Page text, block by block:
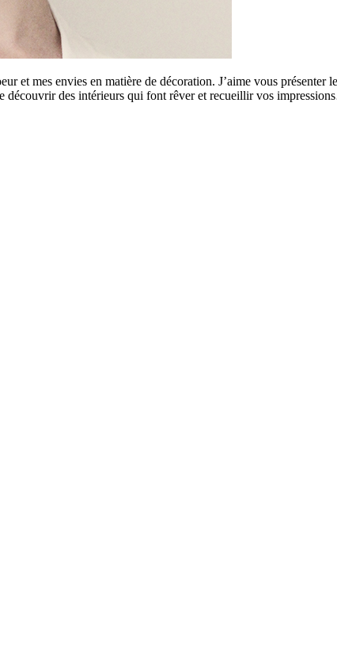
et mes envies en matière de décoration. J’aime vous
découvrir des intérieurs qui font rêver et recueillir vos